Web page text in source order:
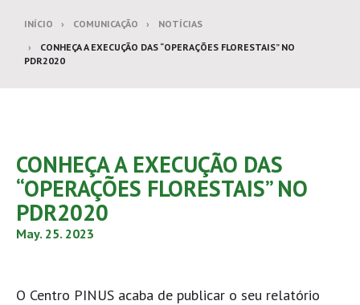
INÍCIO COMUNICAÇÃO
NOTÍCIAS
CONHEÇA A EXECUÇÃO DAS “OPERAÇÕES FLORESTAIS” NO
PDR2020
CONHEÇA A EXECUÇÃO DAS
“OPERAÇÕES FLORESTAIS” NO
PDR2020
May. 25. 2023
O Centro PINUS acaba de publicar o seu relatório